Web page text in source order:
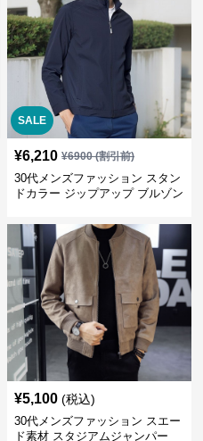
SALE
¥6,210 ¥6900(割引前)
30代メンズファッション スタン
ドカラー ジップアップ ブルゾン
¥5,100 (税込)
30代メンズファッション スエー
ド素材 スタジアムジャンパー